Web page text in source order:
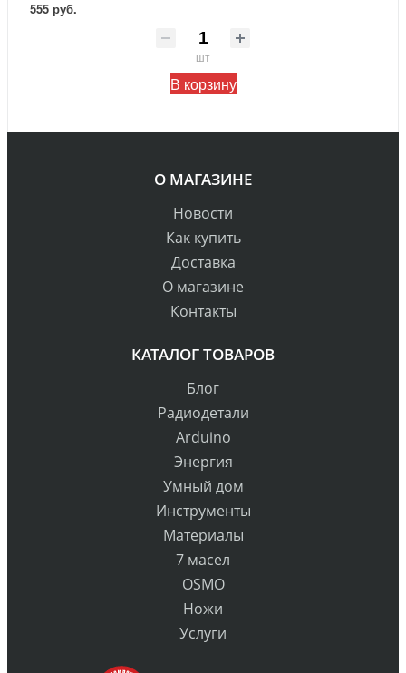
555 руб.
шт
В корзину
О МАГАЗИНЕ
Новости
Как купить
Доставка
О магазине
Контакты
КАТАЛОГ ТОВАРОВ
Блог
Радиодетали
Arduino
Энергия
Умный дом
Инструменты
Материалы
7 масел
OSMO
Ножи
Услуги